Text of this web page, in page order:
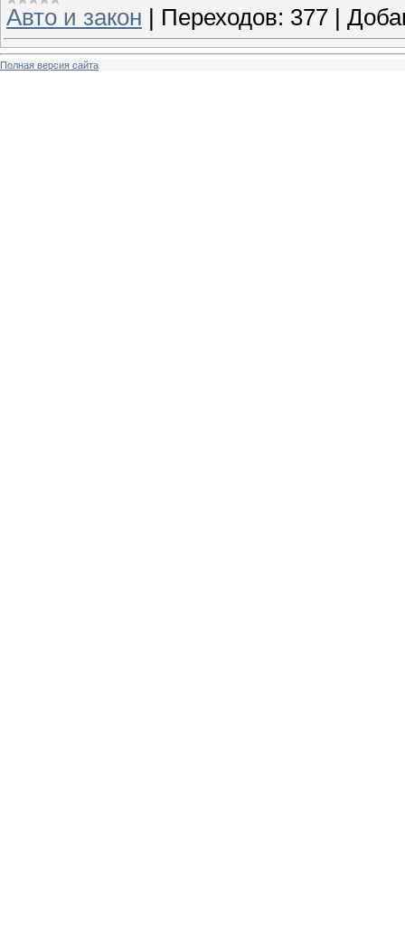
Авто и закон | Переходов: 377 |
Полная версия сайта